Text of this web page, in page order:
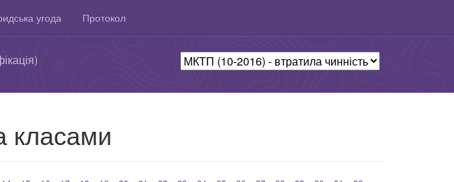
угода Протокол
класами